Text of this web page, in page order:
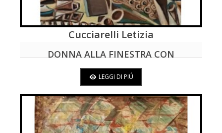
LEGGI DI PIÚ
Cucciarelli Letizia
DONNA ALLA FINESTRA CON
LEGGI DI PIÚ